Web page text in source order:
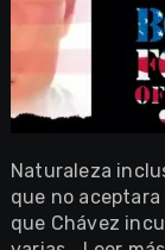
Naturaleza
que no
que Chávez